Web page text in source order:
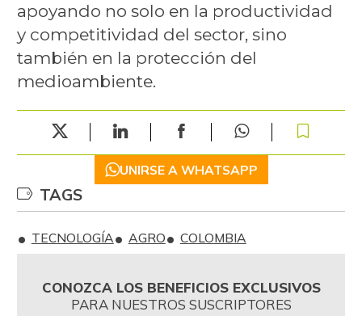
apoyando no solo en la productividad
y competitividad del sector, sino
también en la protección del
medioambiente.
UNIRSE A WHATSAPP
TAGS
TECNOLOGÍA AGRO COLOMBIA
CONOZCA LOS BENEFICIOS EXCLUSIVOS
PARA NUESTROS SUSCRIPTORES